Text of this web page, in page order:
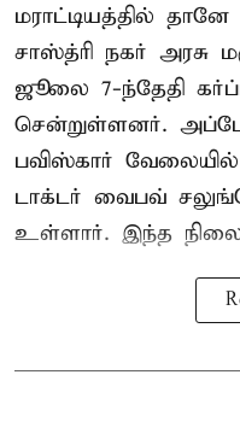
மராட்டியத்தில்
சாஸ்த்ரி நகர் அரசு
ஜூலை 7-ந்தேதி
சென்றுள்ளனர்.
பவிஸ்கார்
டாக்டர் வைபவ்
உள்ளார். இந்த